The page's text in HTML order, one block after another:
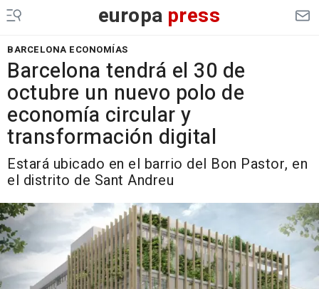
europa press
BARCELONA ECONOMÍAS
Barcelona tendrá el 30 de
octubre un nuevo polo de
economía circular y
transformación digital
Estará ubicado en el barrio del Bon Pastor, en
el distrito de Sant Andreu